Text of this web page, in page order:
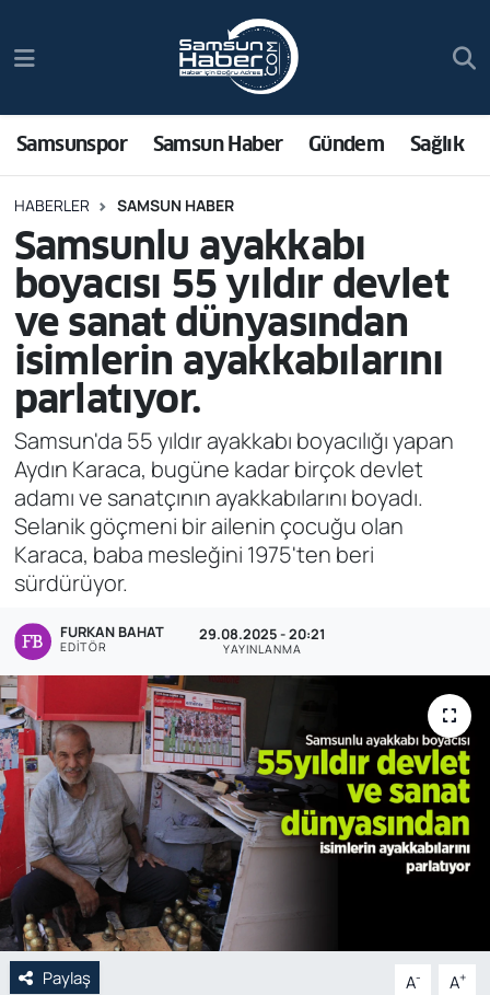
Samsunspor Samsun Haber Gündem Sağlık
HABERLER SAMSUN HABER
Samsunlu ayakkabı
boyacısı 55 yıldır devlet
ve sanat dünyasından
isimlerin ayakkabılarını
parlatıyor.
Samsun'da 55 yıldır ayakkabı boyacılığı yapan
Aydın Karaca, bugüne kadar birçok devlet
adamı ve sanatçının ayakkabılarını boyadı.
Selanik göçmeni bir ailenin çocuğu olan
Karaca, baba mesleğini 1975'ten beri
sürdürüyor.
FURKAN BAHAT
EDITÖR
29.08.2025 - 20:21
YAYINLANMA
Paylaş A- A+
Samsun Haber
Sağlık
Asayiş
Bilim ve Teknoloji
Bölge
Dünya
Ekonomi
Genel
Gündem
Özel Haber
Siyaset
Spor
Web Tv
Yerel
Trafik Durumu
Süper Lig Puan Durumu ve Fikstür
Tüm Manşetler
Son Dakika Haberleri
Haber Arşivi